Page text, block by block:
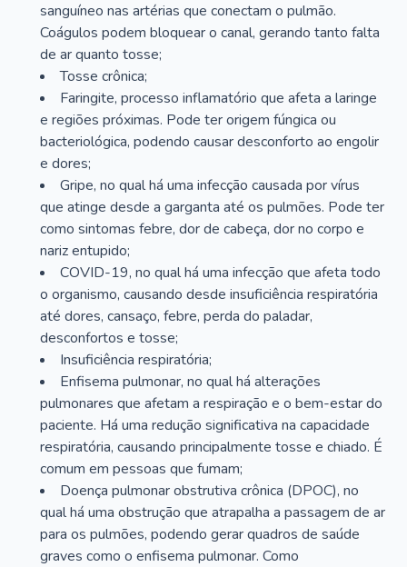
sanguíneo nas artérias que conectam o pulmão.
Coágulos podem bloquear o canal, gerando tanto falta
de ar quanto tosse;
Tosse crônica;
Faringite, processo inflamatório que afeta a laringe
e regiões próximas. Pode ter origem fúngica ou
bacteriológica, podendo causar desconforto ao engolir
e dores;
Gripe, no qual há uma infecção causada por vírus
que atinge desde a garganta até os pulmões. Pode ter
como sintomas febre, dor de cabeça, dor no corpo e
nariz entupido;
COVID-19, no qual há uma infecção que afeta todo
o organismo, causando desde insuficiência respiratória
até dores, cansaço, febre, perda do paladar,
desconfortos e tosse;
Insuficiência respiratória;
Enfisema pulmonar, no qual há alterações
pulmonares que afetam a respiração e o bem-estar do
paciente. Há uma redução significativa na capacidade
respiratória, causando principalmente tosse e chiado. É
comum em pessoas que fumam;
Doença pulmonar obstrutiva crônica (DPOC), no
qual há uma obstrução que atrapalha a passagem de ar
para os pulmões, podendo gerar quadros de saúde
graves como o enfisema pulmonar. Como